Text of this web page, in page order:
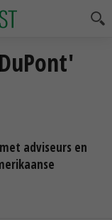
adviseurs en